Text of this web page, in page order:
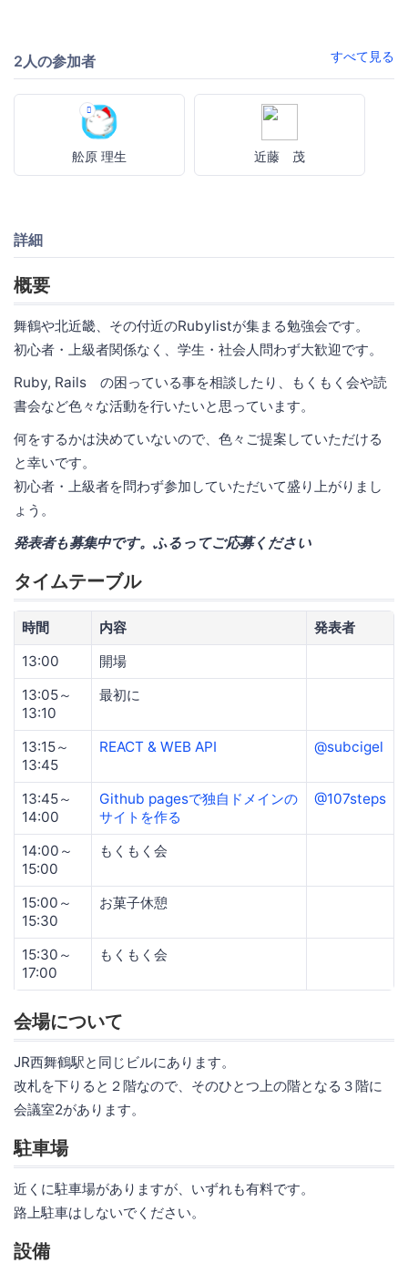
2人の参加者 すべて見る
舩原 理生 近藤 茂
詳細
概要
舞鶴や北近畿、その付近のRubylistが集まる勉強会です。
初心者・上級者関係なく、学生・社会人問わず大歓迎です。
Ruby, Rails の困っている事を相談したり、もくもく会や読
書会など色々な活動を行いたいと思っています。
何をするかは決めていないので、色々ご提案していただける
と幸いです。
初心者・上級者を問わず参加していただいて盛り上がりまし
ょう。
発表者も募集中です。ふるってご応募ください
タイムテーブル
時間 内容
発表者
13:00
開場
13:05～
13:10
最初に
13:15～
13:45
REACT & WEB API @subcigel
13:45～
14:00
Github pagesで独自ドメインの
サイトを作る
@107steps
14:00～
15:00
もくもく会
15:00～
15:30
お菓子休憩
15:30～
17:00
もくもく会
会場について
JR西舞鶴駅と同じビルにあります。
改札を下りると２階なので、そのひとつ上の階となる３階に
会議室2があります。
駐車場
近くに駐車場がありますが、いずれも有料です。
路上駐車はしないでください。
設備